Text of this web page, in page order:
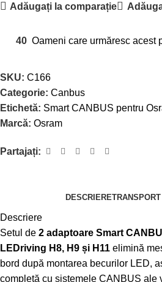
Adăugați la comparație
40 Oameni care urmăresc acest
SKU: C166
Categorie: Canbus
Etichetă: Smart CANBUS pentru
Marcă: Osram
Partajați:
DESCRIERE
Descriere
Setul de 2 adaptoare Smart
LEDriving H8, H9 și H11 elimină
bord după montarea becurilor LED,
completă cu sistemele CANBUS ale